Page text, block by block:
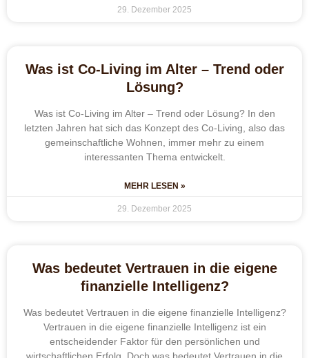
29. Dezember 2025
Was ist Co-Living im Alter – Trend oder
Lösung?
Was ist Co-Living im Alter – Trend oder Lösung? In den
letzten Jahren hat sich das Konzept des Co-Living, also das
gemeinschaftliche Wohnen, immer mehr zu einem
interessanten Thema entwickelt.
MEHR LESEN »
29. Dezember 2025
Was bedeutet Vertrauen in die eigene
finanzielle Intelligenz?
Was bedeutet Vertrauen in die eigene finanzielle Intelligenz?
Vertrauen in die eigene finanzielle Intelligenz ist ein
entscheidender Faktor für den persönlichen und